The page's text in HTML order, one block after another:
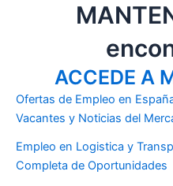
ACCEDE A
Ofertas de Empleo en
Vacantes y Noticias del
Empleo en Logistica y
Completa de Oportunidades